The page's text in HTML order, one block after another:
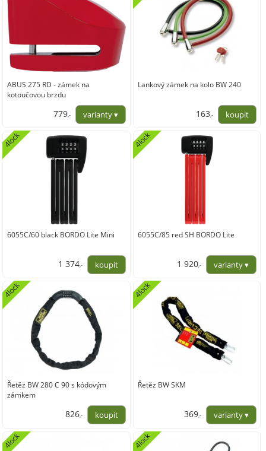
ABUS 275 RD - zámek na
kotoučovou brzdu
779,-
Lankový zámek na kolo BW 240
163,-
6055C/60 black BORDO Lite Mini
4lock
1 374,-
6055C/85 red SH BORDO Lite
4lock
1 920,-
Řetěz BW 280 C 90 s kódovým
zámkem
4lock
826,-
Řetěz BW SKM
4lock
369,-
4lock 4lock